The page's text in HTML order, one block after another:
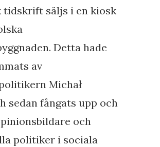
tidskrift säljs i en kiosk
Detta hade
av
Michał
sedan fångats upp och
och
politiker i sociala